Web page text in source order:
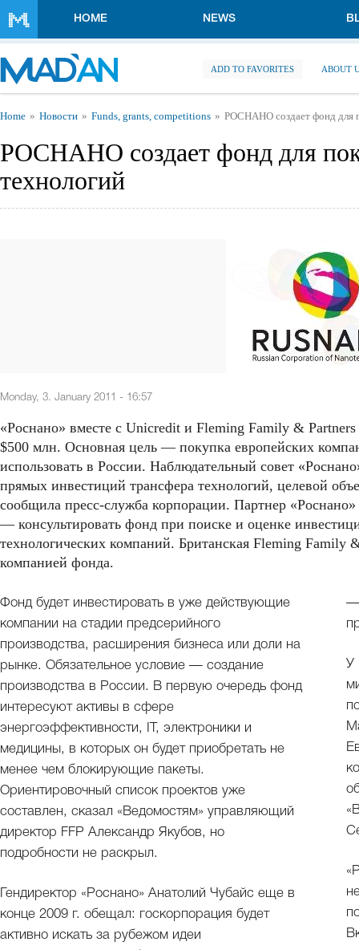
HOME NEWS
ADD TO FAVORITES ABOUT
You are here
Home Новости Funds, grants, competitions РОСНАНО создает фонд для
РОСНАНО создает фонд для
технологий
Monday, 3. January 2011 - 16:57
«Роснано» вместе с Unicredit и Fleming Family &
$500 млн. Основная цель — покупка европейских
использовать в России. Наблюдательный совет
прямых инвестиций трансфера технологий, целевой
сообщила пресс-служба корпорации. Партнер
— консультировать фонд при поиске и оценке
технологических компаний. Британская Fleming Family
компанией фонда.
Фонд будет инвестировать в уже действующие
компании на стадии предсерийного
производства, расширения бизнеса или доли на
рынке. Обязательное условие — создание
производства в России. В первую очередь фонд
интересуют активы в сфере
энергоэффективности, IT, электроники и
медицины, в которых он будет приобретать не
менее чем блокирующие пакеты.
Ориентировочный список проектов уже
составлен, сказал «Ведомостям» управляющий
директор FFP Александр Якубов, но
подробности не раскрыл.
Гендиректор «Роснано» Анатолий Чубайс еще в
конце 2009 г. обещал: госкорпорация будет
активно искать за рубежом идеи
—
У